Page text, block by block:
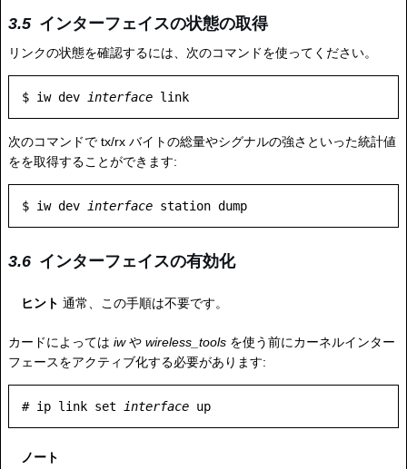
インターフェイスの状態の取得
リンクの状態を確認するには、次のコマンドを使ってください。
$ iw dev interface
次のコマンドで tx/rx バイトの総量やシグナルの強さといった統計値
をを取得することができます:
$ iw dev interface
インターフェイスの有効化
ヒント 通常、この手順は不要です。
カードによっては iwや wireless_tools を使う前にカーネルインター
フェースをアクティブ化する必要があります:
# ip link set interface
ノート